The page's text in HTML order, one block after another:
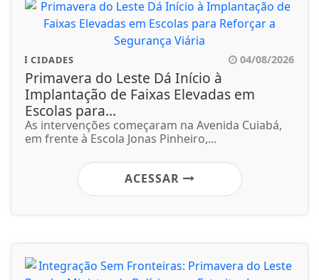
CIDADES 04/08/2026
Primavera do Leste Dá Início à
Implantação de Faixas Elevadas em
Escolas para...
As intervenções começaram na Avenida Cuiabá,
em frente à Escola Jonas Pinheiro,...
ACESSAR